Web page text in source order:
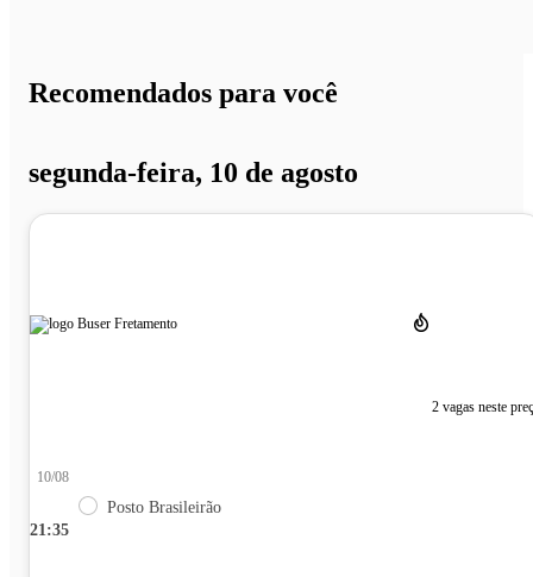
Recomendados para você
segunda-feira, 10 de agosto
2 vagas neste
21:35
10/08
Posto Brasileirão